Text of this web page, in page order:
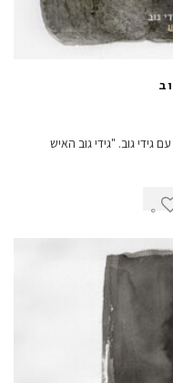
גידי גוב. "גידי גוב האיש
0